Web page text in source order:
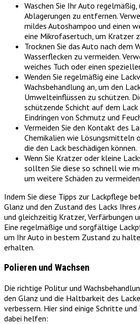
Waschen Sie Ihr Auto
Ablagerungen zu entfernen.
mildes Autoshampoo und einen
eine Mikrofasertuch, um Kratzer
Trocknen Sie das Auto nach dem
Wasserflecken zu vermeiden.
weiches Tuch oder einen
Wenden Sie regelmäßig eine
Wachsbehandlung an, um den
Umwelteinflüssen zu schützen.
schützende Schicht auf dem Lack
Eindringen von Schmutz und
Vermeiden Sie den Kontakt des
Chemikalien wie Lösungsmitteln
die den Lack beschädigen können.
Wenn Sie Kratzer oder kleine
sollten Sie diese so schnell wie
um weitere Schäden zu
Indem Sie diese Tipps zur Lackpflege
Glanz und den Zustand des Lacks
und gleichzeitig Kratzer, Verfärbungen
Eine regelmäßige und sorgfältige
um Ihr Auto in bestem Zustand zu
erhalten.
Polieren und Wachsen
Die richtige Politur und
den Glanz und die Haltbarkeit des
verbessern. Hier sind einige Schritte und
dabei helfen: